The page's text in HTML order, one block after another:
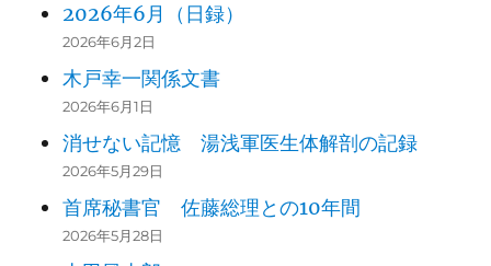
2026年6月（日録）
2026年6月2日
木戸幸一関係文書
2026年6月1日
消せない記憶 湯浅軍医生体解剖の記録
2026年5月29日
首席秘書官 佐藤総理との10年間
2026年5月28日